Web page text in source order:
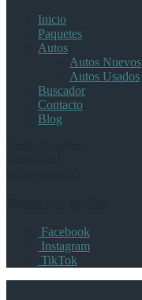
Inicio
Paquetes
Autos
Autos Nuevos
Autos Usados
Buscador
Contacto
Blog
Facebook
Instagram
TikTok